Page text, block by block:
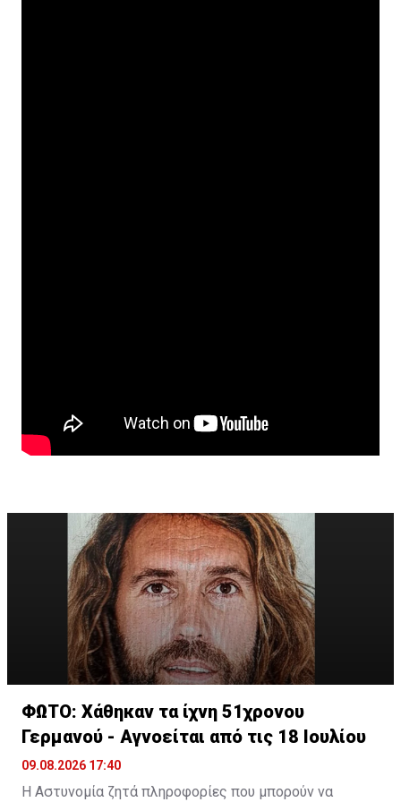
ΦΩΤΟ: Χάθηκαν τα ίχνη 51χρονου
Γερμανού - Αγνοείται από τις 18 Ιουλίου
09.08.2026 17:40
Η Αστυνομία ζητά πληροφορίες που μπορούν να